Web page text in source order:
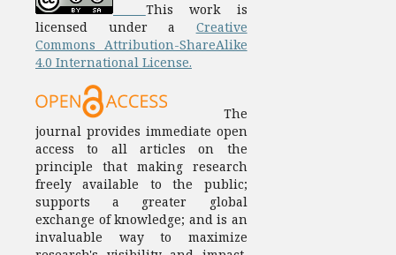
This work is
licensed under a Creative
Commons Attribution-ShareAlike
4.0 International License.
The
journal provides immediate open
access to all articles on the
principle that making research
freely available to the public;
supports a greater global
exchange of knowledge; and is an
invaluable way to maximize